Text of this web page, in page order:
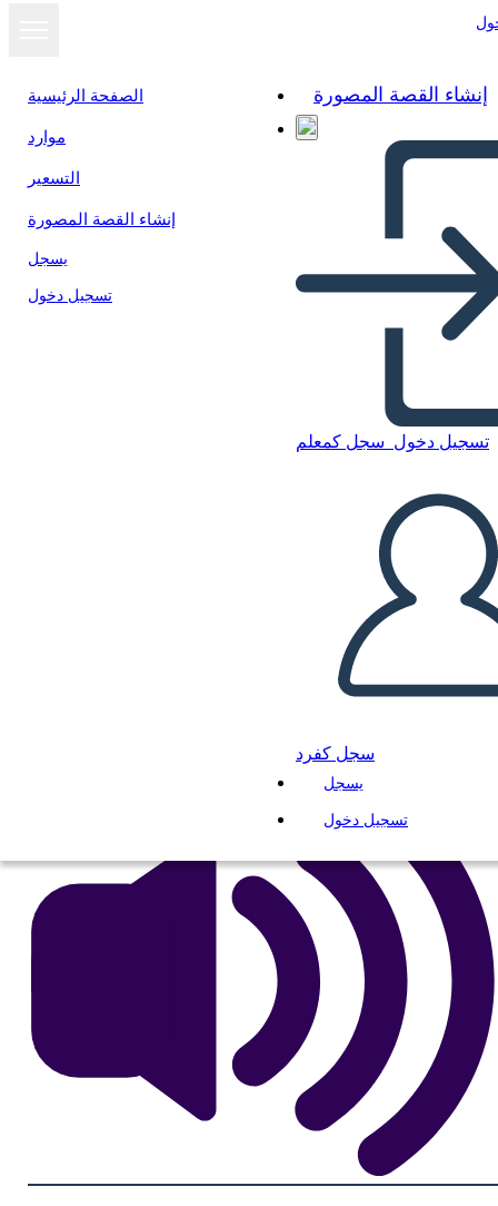
الصفحة الرئيسية
موارد
التسعير
إنشاء القصة المصورة
يسجل
تسجيل دخول
إنشاء القصة المصورة
تسجيل دخول سجل كمعلم
سجل كفرد
يسجل
تسجيل دخول
Untitled Storyboard
عرض كشرائح